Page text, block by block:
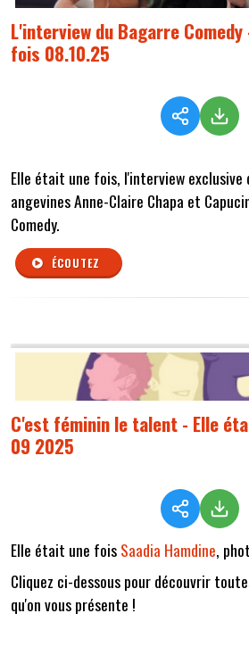
L'interview du Bagarre
fois 08.10.25
Elle était une fois, l'interview exclusive
angevines Anne-Claire Chapa et
Comedy.
ÉCOUTEZ
C'est féminin le talent - Elle
09 2025
Elle était une foisSaadia Hamdine,
Cliquez ci-dessous pour découvrir
qu'on vous présente !